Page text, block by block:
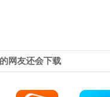
网友还会下载